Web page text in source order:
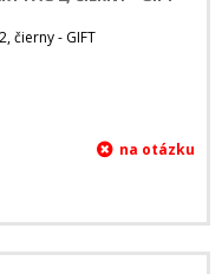
čierny - GIFT